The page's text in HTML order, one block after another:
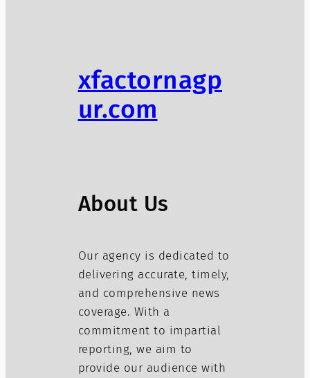
xfactornagp
ur.com
About Us
Our agency is dedicated to
delivering accurate, timely,
and comprehensive news
coverage. With a
commitment to impartial
reporting, we aim to
provide our audience with